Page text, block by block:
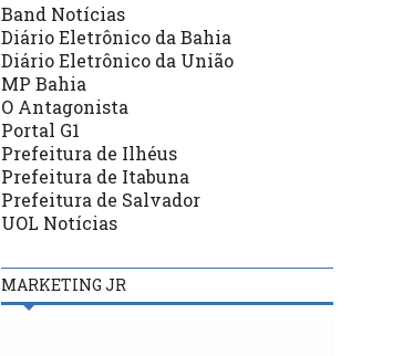
Band Notícias
Diário Eletrônico da Bahia
Diário Eletrônico da União
MP Bahia
O Antagonista
Portal G1
Prefeitura de Ilhéus
Prefeitura de Itabuna
Prefeitura de Salvador
UOL Notícias
MARKETING JR